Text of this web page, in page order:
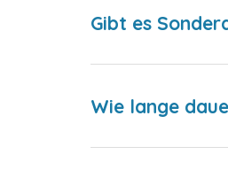
Gibt es
Wie lange